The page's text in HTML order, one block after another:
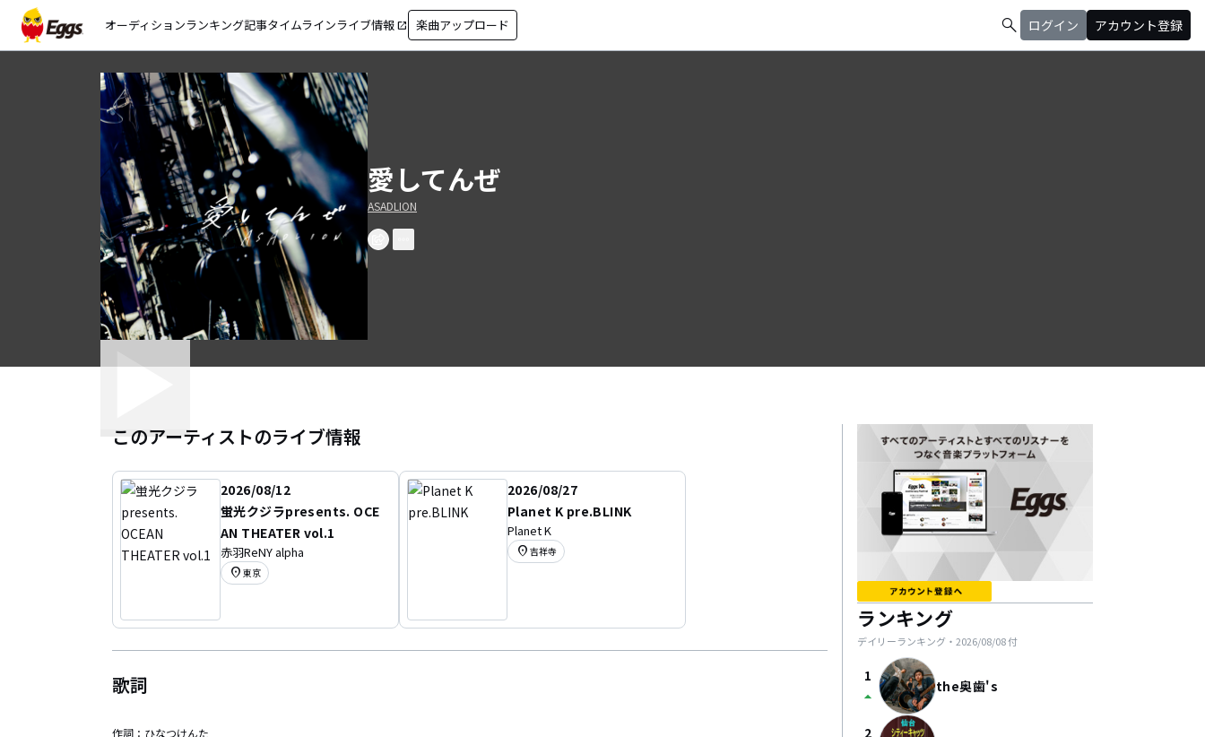
オーディションランキング記事タイムラインライブ情報 open_in_new 楽曲アップロード search ログイン アカウント登録
愛してんぜ
ASADLION
このアーティストのライブ情報
2026/08/12
蛍光クジラpresents. OCE
AN THEATER vol.1
赤羽ReNY alpha
location_on 東京
2026/08/27
Planet K pre.BLINK
Planet K
location_on 吉祥寺
歌詞
作詞： ひなつけんた
ランキング
デイリーランキング・ 2026/08/08付
1
arrow_drop_up the奥歯's
2